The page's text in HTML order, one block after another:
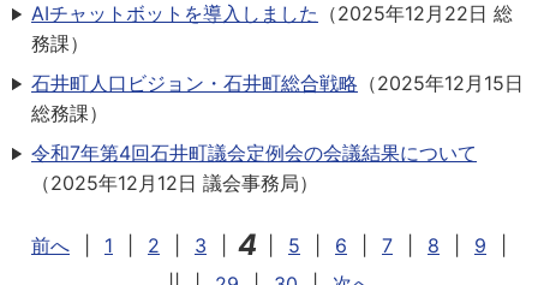
AIチャットボットを導入しました （2025年12月22日 総
務課）
石井町人口ビジョン・石井町総合戦略 （2025年12月15日
総務課）
令和7年第4回石井町議会定例会の会議結果について
（2025年12月12日 議会事務局）
前へ 1 2 3 4 5 6 7 8 9